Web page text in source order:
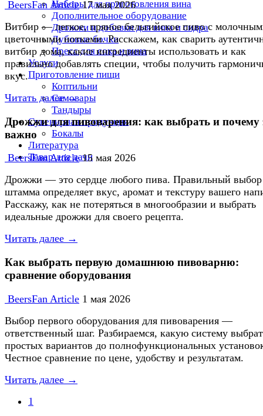
Наборы для приготовления вина
Дополнительное оборудование
Дрожжи и добавки для вина и сидра
Дубовые бочки
Пресс для сока и вина
Услуги
Приготовление пищи
Коптильни
Самовары
Тандыры
Сувенирная продукция
Бокалы
Литература
Товар для дачи
BeersFan Article 17 мая 2026
Витбир — легкое, пряное бельгийское пиво с
цветочными нотками. Расскажем, как сварить
витбир дома, какие ингредиенты использовать и как
правильно добавлять специи, чтобы получить
вкус.
Читать далее →
Дрожжи для пивоварения: как выбрать и почему
важно
BeersFan Article 15 мая 2026
Дрожжи — это сердце любого пива. Правильный выбор
штамма определяет вкус, аромат и текстуру вашего
Расскажу, как не потеряться в многообразии и выбрать
идеальные дрожжи для своего рецепта.
Читать далее →
Как выбрать первую домашнюю пивоварню:
сравнение оборудования
BeersFan Article 1 мая 2026
Выбор первого оборудования для пивоварения —
ответственный шаг. Разбираемся, какую систему
простых вариантов до полнофункциональных
Честное сравнение по цене, удобству и результатам.
Читать далее →
1